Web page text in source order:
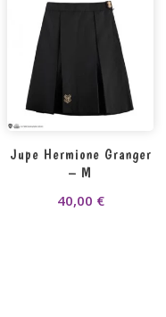
Jupe Hermione Granger
– M
40,00 €